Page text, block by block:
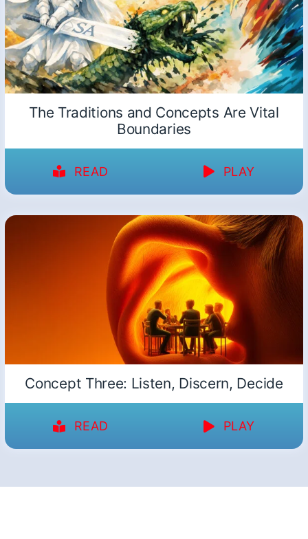
The Traditions and Concepts Are Vital
Boundaries
READ PLAY
Concept Three: Listen, Discern, Decide
READ PLAY